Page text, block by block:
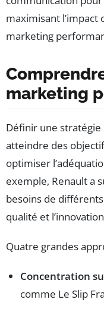
maximisant l’impact
marketing
marketing
Définir une
atteindre des
optimiser
exemple, Renault a
besoins de
qualité et
Quatre grandes
Concentration
comme Le Slip